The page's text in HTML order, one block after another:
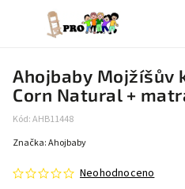
Ahojbaby Mojžíšův
Corn Natural +
Kód:AHB11448
Neohodnoceno
Značka:Ahojbaby